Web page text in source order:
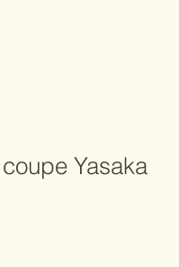
Yasaka